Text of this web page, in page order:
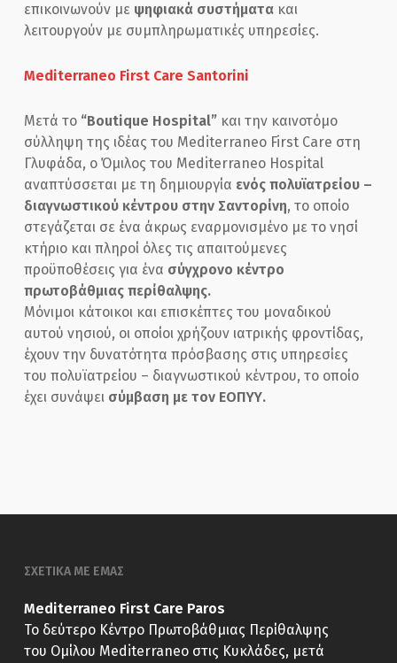
επικοινωνούν με ψηφιακά συστήματακαι
λειτουργούν με συμπληρωματικές υπηρεσίες.
Mediterraneo First Care Santorini
Μετά το “Boutique Hospital”και την καινοτόμο
σύλληψη της ιδέας του Mediterraneo First Care στη
Γλυφάδα, ο Όμιλος του Mediterraneo Hospital
αναπτύσσεται με τη δημιουργία ενός πολυϊατρείου –
διαγνωστικού κέντρου στην Σαντορίνη, το οποίο
στεγάζεται σε ένα άκρως εναρμονισμένο με το νησί
κτήριο και πληροί όλες τις απαιτούμενες
προϋποθέσεις για ένα σύγχρονο κέντρο
πρωτοβάθμιας περίθαλψης.
Μόνιμοι κάτοικοι και επισκέπτες του μοναδικού
αυτού νησιού, οι οποίοι χρήζουν ιατρικής φροντίδας,
έχουν την δυνατότητα πρόσβασης στις υπηρεσίες
του πολυϊατρείου – διαγνωστικού κέντρου, το οποίο
έχει συνάψει σύμβαση με τον ΕΟΠΥΥ.
ΣΧΕΤΙΚΑ ΜΕ ΕΜΑΣ
Mediterraneo First Care Paros
Το δεύτερο Κέντρο Πρωτοβάθμιας Περίθαλψης
του Ομίλου Mediterraneo στις Κυκλάδες, μετά